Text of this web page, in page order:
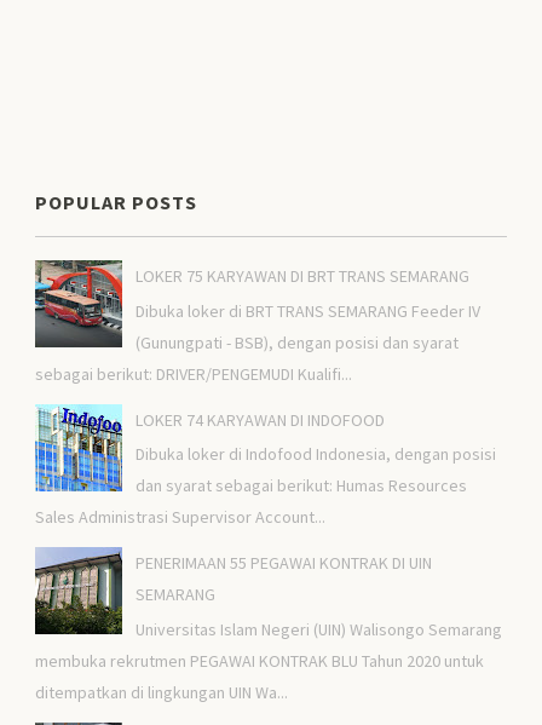
POPULAR POSTS
LOKER 75 KARYAWAN DI BRT TRANS SEMARANG
Dibuka loker di BRT TRANS SEMARANG Feeder IV
(Gunungpati - BSB), dengan posisi dan syarat
sebagai berikut: DRIVER/PENGEMUDI Kualifi...
LOKER 74 KARYAWAN DI INDOFOOD
Dibuka loker di Indofood Indonesia, dengan posisi
dan syarat sebagai berikut: Humas Resources
Sales Administrasi Supervisor Account...
PENERIMAAN 55 PEGAWAI KONTRAK DI UIN
SEMARANG
Universitas Islam Negeri (UIN) Walisongo Semarang
membuka rekrutmen PEGAWAI KONTRAK BLU Tahun 2020 untuk
ditempatkan di lingkungan UIN Wa...